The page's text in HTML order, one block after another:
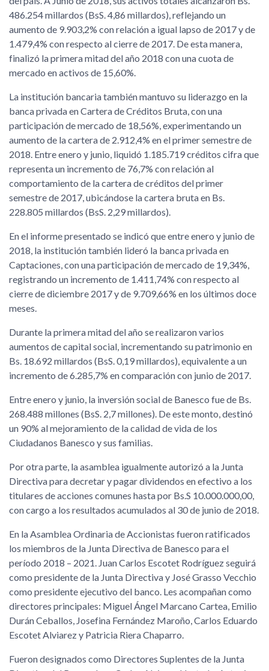
486.254 millardos (BsS. 4,86 millardos), reflejando un
aumento de 9.903,2% con relación a igual lapso de 2017 y de
1.479,4% con respecto al cierre de 2017. De esta manera,
finalizó la primera mitad del año 2018 con una cuota de
mercado en activos de 15,60%.
La institución bancaria también mantuvo su liderazgo en la
banca privada en Cartera de Créditos Bruta, con una
participación de mercado de 18,56%, experimentando un
aumento de la cartera de 2.912,4% en el primer semestre de
2018. Entre enero y junio, liquidó 1.185.719 créditos cifra que
representa un incremento de 76,7% con relación al
comportamiento de la cartera de créditos del primer
semestre de 2017, ubicándose la cartera bruta en Bs.
228.805 millardos (BsS. 2,29 millardos).
En el informe presentado se indicó que entre enero y junio de
2018, la institución también lideró la banca privada en
Captaciones, con una participación de mercado de 19,34%,
registrando un incremento de 1.411,74% con respecto al
cierre de diciembre 2017 y de 9.709,66% en los últimos doce
meses.
Durante la primera mitad del año se realizaron varios
aumentos de capital social, incrementando su patrimonio en
Bs. 18.692 millardos (BsS. 0,19 millardos), equivalente a un
incremento de 6.285,7% en comparación con junio de 2017.
Entre enero y junio, la inversión social de Banesco fue de Bs.
268.488 millones (BsS. 2,7 millones). De este monto, destinó
un 90% al mejoramiento de la calidad de vida de los
Ciudadanos Banesco y sus familias.
Por otra parte, la asamblea igualmente autorizó a la Junta
Directiva para decretar y pagar dividendos en efectivo a los
titulares de acciones comunes hasta por Bs.S 10.000.000,00,
con cargo a los resultados acumulados al 30 de junio de 2018.
En la Asamblea Ordinaria de Accionistas fueron ratificados
los miembros de la Junta Directiva de Banesco para el
período 2018 – 2021. Juan Carlos Escotet Rodríguez seguirá
como presidente de la Junta Directiva y José Grasso Vecchio
como presidente ejecutivo del banco. Les acompañan como
directores principales: Miguel Ángel Marcano Cartea, Emilio
Durán Ceballos, Josefina Fernández Maroño, Carlos Eduardo
Escotet Alviarez y Patricia Riera Chaparro.
Fueron designados como Directores Suplentes de la Junta